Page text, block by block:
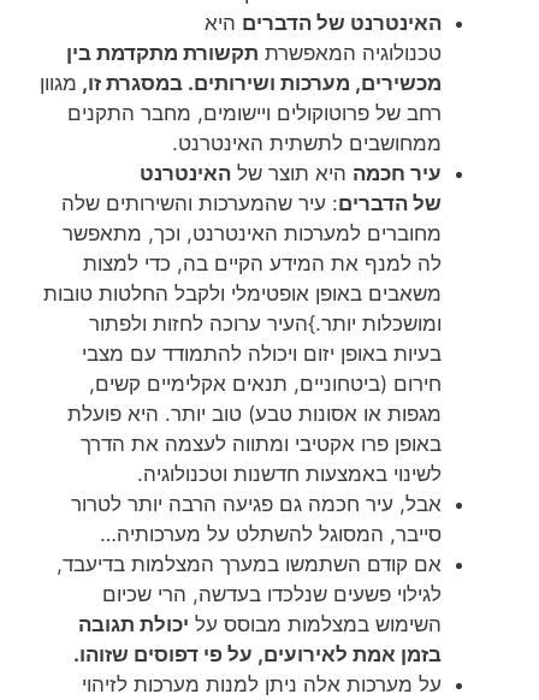
האינטרנט של הדברים היא
טכנולוגיה המאפשרת תקשורת מתקדמת בין
מכשירים, מערכות ושירותים. במסגרת זו, מגוון
רחב של פרוטוקולים ויישומים, מחבר התקנים
ממחושבים לתשתית האינטרנט.
עיר חכמה היא תוצר של האינטרנט
של הדברים: עיר שהמערכות והשירותים שלה
מחוברים למערכות האינטרנט, וכך, מתאפשר
לה למנף את המידע הקיים בה, כדי למצות
משאבים באופן אופטימלי ולקבל החלטות טובות
ומושכלות יותר.}העיר ערוכה לחזות ולפתור
בעיות באופן יזום ויכולה להתמודד עם מצבי
חירום (ביטחוניים, תנאים אקלימיים קשים,
מגפות או אסונות טבע) טוב יותר. היא פועלת
באופן פרו אקטיבי ומתווה לעצמה את הדרך
לשינוי באמצעות חדשנות וטכנולוגיה.
אבל, עיר חכמה גם פגיעה הרבה יותר לטרור
סייבר, המסוגל להשתלט על מערכותיה…
אם קודם השתמשו במערך המצלמות בדיעבד,
לגילוי פשעים שנלכדו בעדשה, הרי שכיום
השימוש במצלמות מבוסס על יכולת תגובה
בזמן אמת לאירועים, על פי דפוסים שזוהו.
על מערכות אלה ניתן למנות מערכות לזיהוי